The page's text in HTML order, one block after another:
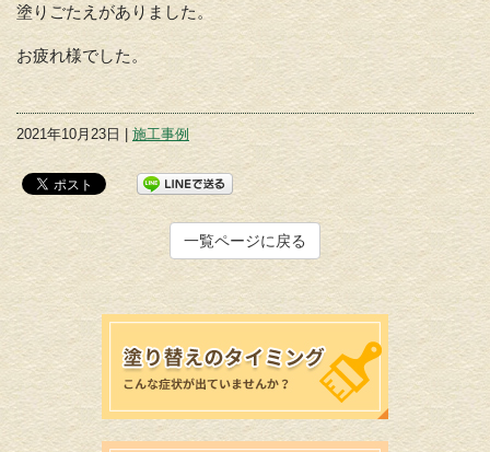
塗りごたえがありました。
お疲れ様でした。
2021年10月23日 | 施工事例
一覧ページに戻る